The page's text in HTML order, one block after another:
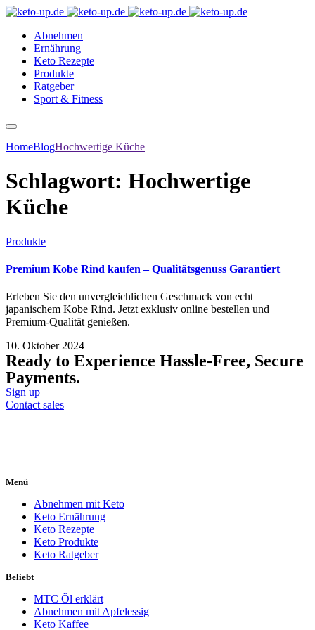
Abnehmen
Ernährung
Keto Rezepte
Produkte
Ratgeber
Sport & Fitness
HomeBlogHochwertige Küche
Schlagwort: Hochwertige
Küche
Produkte
Premium Kobe Rind kaufen – Qualitätsgenuss Garantiert
Erleben Sie den unvergleichlichen Geschmack von echt
japanischem Kobe Rind. Jetzt exklusiv online bestellen und
Premium-Qualität genießen.
10. Oktober 2024
Ready to Experience Hassle-Free, Secure
Payments.
Sign up
Contact sales
Menü
Abnehmen mit Keto
Keto Ernährung
Keto Rezepte
Keto Produkte
Keto Ratgeber
Beliebt
MTC Öl erklärt
Abnehmen mit Apfelessig
Keto Kaffee